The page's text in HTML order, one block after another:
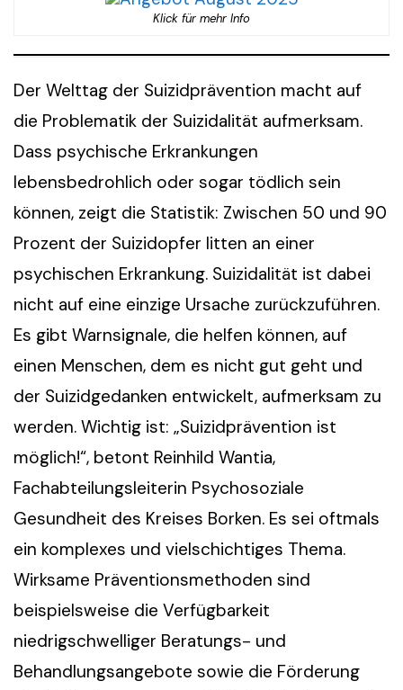
Klick für mehr Info
Der Welttag der Suizidprävention macht auf
die Problematik der Suizidalität aufmerksam.
Dass psychische Erkrankungen
lebensbedrohlich oder sogar tödlich sein
können, zeigt die Statistik: Zwischen 50 und 90
Prozent der Suizidopfer litten an einer
psychischen Erkrankung. Suizidalität ist dabei
nicht auf eine einzige Ursache zurückzuführen.
Es gibt Warnsignale, die helfen können, auf
einen Menschen, dem es nicht gut geht und
der Suizidgedanken entwickelt, aufmerksam zu
werden. Wichtig ist: „Suizidprävention ist
möglich!“, betont Reinhild Wantia,
Fachabteilungsleiterin Psychosoziale
Gesundheit des Kreises Borken. Es sei oftmals
ein komplexes und vielschichtiges Thema.
Wirksame Präventionsmethoden sind
beispielsweise die Verfügbarkeit
niedrigschwelliger Beratungs- und
Behandlungsangebote sowie die Förderung